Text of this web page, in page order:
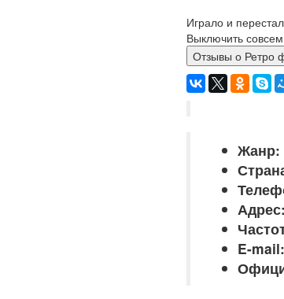
Играло и
Выключить
Отзывы о
Жанр:
Адрес:
E-mail: